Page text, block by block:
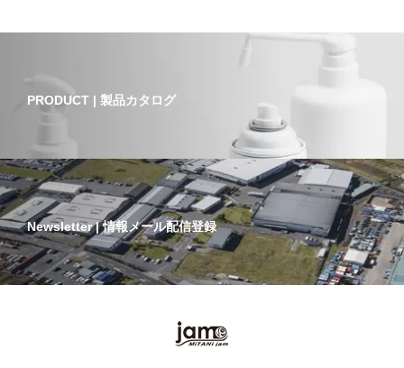
PRODUCT | 製品カタログ
Newsletter | 情報メール配信登録